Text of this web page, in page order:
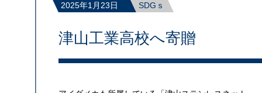
2025年1月23日 SDGｓ
津山工業高校へ寄贈